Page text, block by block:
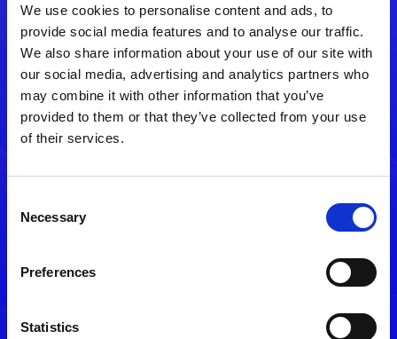
We use cookies to personalise content and ads, to
provide social media features and to analyse our traffic.
We also share information about your use of our site with
our social media, advertising and analytics partners who
may combine it with other information that you’ve
provided to them or that they’ve collected from your use
of their services.
Selection
Necessary
Preferences
Statistics
ある可能性があります。
メールアドレスをご確認のうえ、
再度手続きを行ってください。
メルマガ配信停止